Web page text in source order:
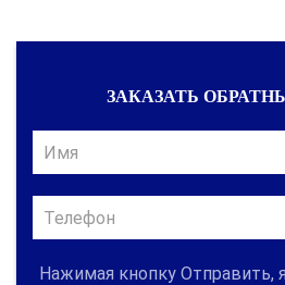
ЗАКАЗАТЬ
Нажимая кнопку Отправить,